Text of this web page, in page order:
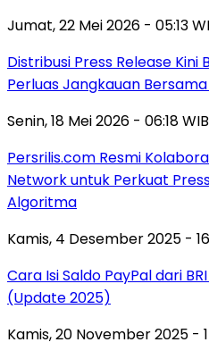
Jumat, 22 Mei 2026 - 05:13
Distribusi Press Release Kini
Perluas Jangkauan
Senin, 18 Mei 2026 - 06:18 WIB
Persrilis.com Resmi
Network untuk Perkuat
Algoritma
Kamis, 4 Desember 2025 -
Cara Isi Saldo PayPal dari
(Update 2025)
Kamis, 20 November 2025 -